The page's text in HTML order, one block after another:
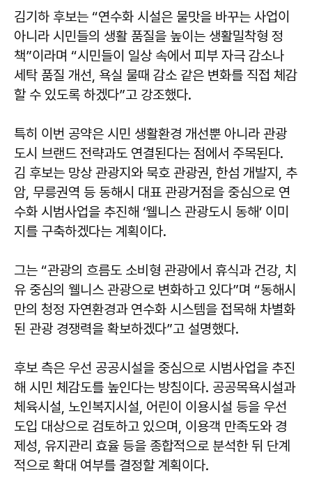
김기하 후보는 “연수화 시설은 물맛을 바꾸는 사업이
아니라 시민들의 생활 품질을 높이는 생활밀착형 정
책”이라며 “시민들이 일상 속에서 피부 자극 감소나
세탁 품질 개선, 욕실 물때 감소 같은 변화를 직접 체감
할 수 있도록 하겠다”고 강조했다.
특히 이번 공약은 시민 생활환경 개선뿐 아니라 관광
도시 브랜드 전략과도 연결된다는 점에서 주목된다.
김 후보는 망상 관광지와 묵호 관광권, 한섬 개발지, 추
암, 무릉권역 등 동해시 대표 관광거점을 중심으로 연
수화 시범사업을 추진해 ‘웰니스 관광도시 동해’ 이미
지를 구축하겠다는 계획이다.
그는 “관광의 흐름도 소비형 관광에서 휴식과 건강, 치
유 중심의 웰니스 관광으로 변화하고 있다”며 “동해시
만의 청정 자연환경과 연수화 시스템을 접목해 차별화
된 관광 경쟁력을 확보하겠다”고 설명했다.
후보 측은 우선 공공시설을 중심으로 시범사업을 추진
해 시민 체감도를 높인다는 방침이다. 공공목욕시설과
체육시설, 노인복지시설, 어린이 이용시설 등을 우선
도입 대상으로 검토하고 있으며, 이용객 만족도와 경
제성, 유지관리 효율 등을 종합적으로 분석한 뒤 단계
적으로 확대 여부를 결정할 계획이다.